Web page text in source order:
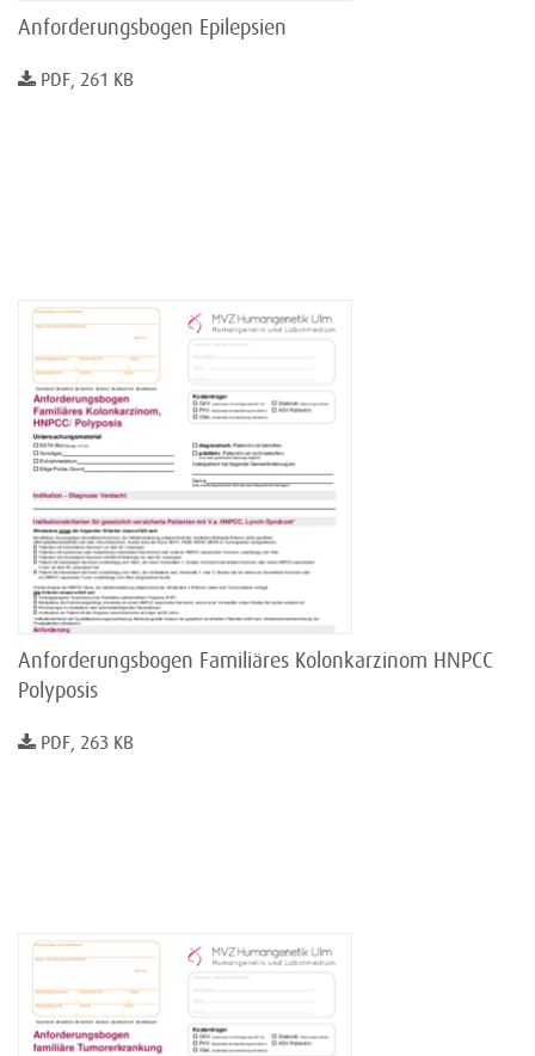
Anforderungsbogen Epilepsien
PDF, 261 KB
Anforderungsbogen Familiäres Kolonkarzinom HNPCC
Polyposis
PDF, 263 KB